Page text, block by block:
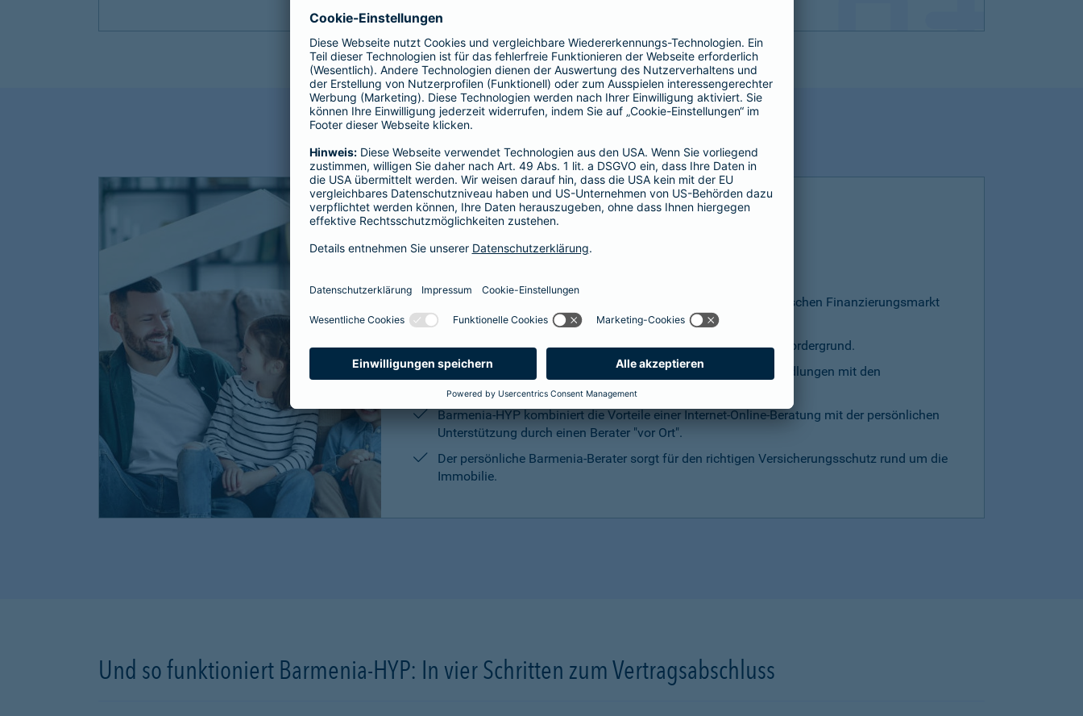
Vorteile der Barmenia-HYP
Barmenia-HYP kann durch den Zugriff auf den gesamten deutschen Finanzierungsmarkt
flexibel auf Ihre Wünsche reagieren.
Die Machbarkeit der Finanzierung zum besten Preis steht im Vordergrund.
Die persönliche Beratung, die Marktrecherchen und die Verhandlungen mit den
Kreditanbietern sind kostenlos und unverbindlich.
Barmenia-HYP kombiniert die Vorteile einer Internet-Online-Beratung mit der persönlichen
Unterstützung durch einen Berater "vor Ort".
Der persönliche Barmenia-Berater sorgt für den richtigen Versicherungsschutz rund um die
Immobilie.
Und so funktioniert Barmenia-HYP: In vier Schritten zum Vertragsabschluss